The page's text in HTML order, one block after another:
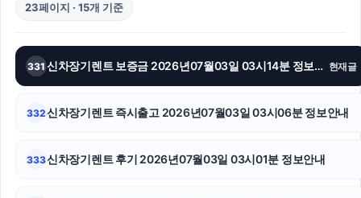
고양이보호소
흥신소
재산분할
23페이지 · 15개 기준
331 신차장기렌트 보증금 2026년07월03일 03시14분 정보안내 현재글
332신차장기렌트 즉시출고 2026년07월03일 03시06분 정보안내
333신차장기렌트 후기 2026년07월03일 03시01분 정보안내